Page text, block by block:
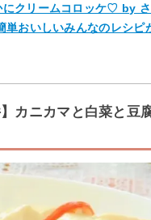
クリームコロッケ♡ by さ
単おいしいみんなのレシピ
】カニカマと白菜と豆